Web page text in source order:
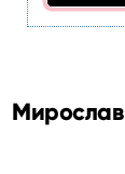
Мирослав